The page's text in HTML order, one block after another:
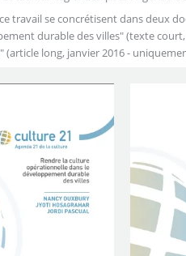
travail se concrétisent dans deux
durable des villes" (texte
(article long, janvier 2016 -